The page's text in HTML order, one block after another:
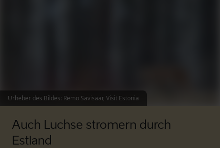
Urheber des Bildes: Remo Savisaar, Visit Estonia
Auch Luchse stromern durch
Estland